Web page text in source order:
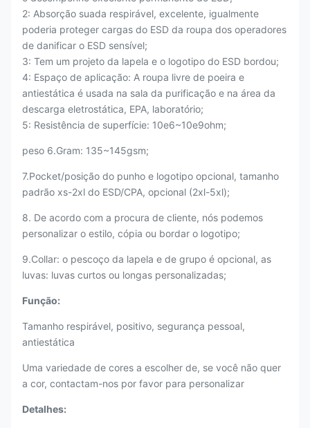
2: Absorção suada respirável, excelente, igualmente
poderia proteger cargas do ESD da roupa dos operadores
de danificar o ESD sensível;
3: Tem um projeto da lapela e o logotipo do ESD bordou;
4: Espaço de aplicação: A roupa livre de poeira e
antiestática é usada na sala da purificação e na área da
descarga eletrostática, EPA, laboratório;
5: Resistência de superfície: 10e6~10e9ohm;
peso 6.Gram: 135~145gsm;
7.Pocket/posição do punho e logotipo opcional, tamanho
padrão xs-2xl do ESD/CPA, opcional (2xl-5xl);
8. De acordo com a procura de cliente, nós podemos
personalizar o estilo, cópia ou bordar o logotipo;
9.Collar: o pescoço da lapela e de grupo é opcional, as
luvas: luvas curtos ou longas personalizadas;
Função:
Tamanho respirável, positivo, segurança pessoal,
antiestática
Uma variedade de cores a escolher de, se você não quer
a cor, contactam-nos por favor para personalizar
Detalhes: